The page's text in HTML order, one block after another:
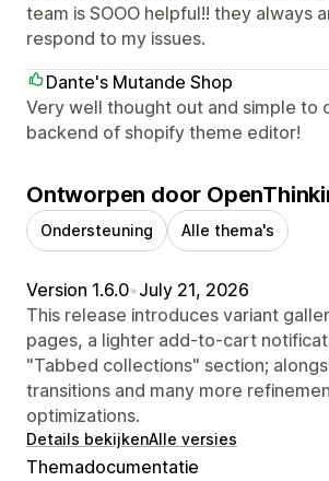
team is SOOO helpful!! they always
respond to my issues.
Dante's Mutande Shop
Very well thought out and simple to
backend of shopify theme editor!
Ontworpen door
Ondersteuning Alle thema's
Version 1.6.0•July 21, 2026
This release introduces variant
pages, a lighter add-to-cart
"Tabbed collections" section;
transitions and many more
optimizations.
Details bekijkenAlle versies
Themadocumentatie